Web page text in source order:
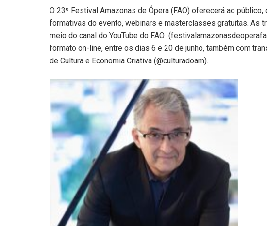
O 23º Festival Amazonas de Ópera (FAO) oferecerá ao
formativas do evento, webinars e masterclasses gratuitas. As
meio do canal do YouTube do FAO
formato on-line, entre os dias 6 e 20 de junho, também com
de Cultura e Economia Criativa (@culturadoam).